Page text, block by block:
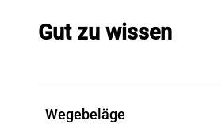
Gut zu wissen
Wegebeläge